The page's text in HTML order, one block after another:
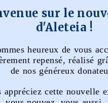
sur le
d'Aleteia !
heureux de vous
repensé, réalisé
de nos généreux
appréciez cette nouvelle